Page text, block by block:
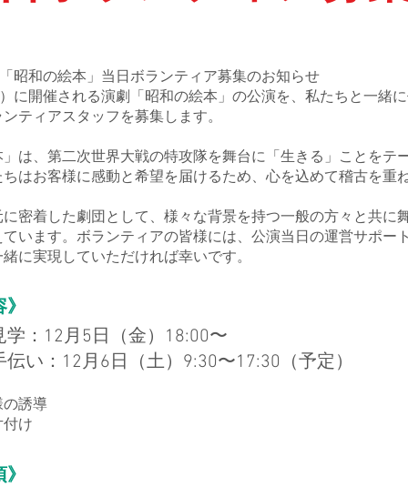
昭和の絵本」当日ボランティア募集のお知らせ
に開催される演劇「昭和の絵本」の公演を、私たちと一緒
ティアスタッフを募集します。
は、第二次世界大戦の特攻隊を舞台に「生きる」ことをテ
はお客様に感動と希望を届けるため、心を込めて稽古を重
密着した劇団として、様々な背景を持つ一般の方々と共に
います。ボランティアの皆様には、公演当日の運営サポー
に実現していただければ幸いです。
学：12月5日（金）18:00〜
い：12月6日（土）9:30〜17:30（予定）
誘導
け